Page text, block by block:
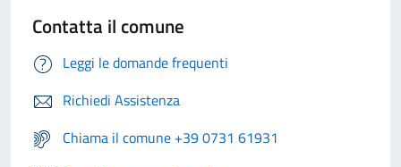
Contatta il comune
Leggi le domande frequenti
Richiedi Assistenza
Chiama il comune +39 0731 61931